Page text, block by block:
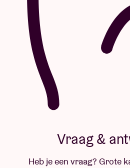
Vraag &
Heb je een vraag? Grote